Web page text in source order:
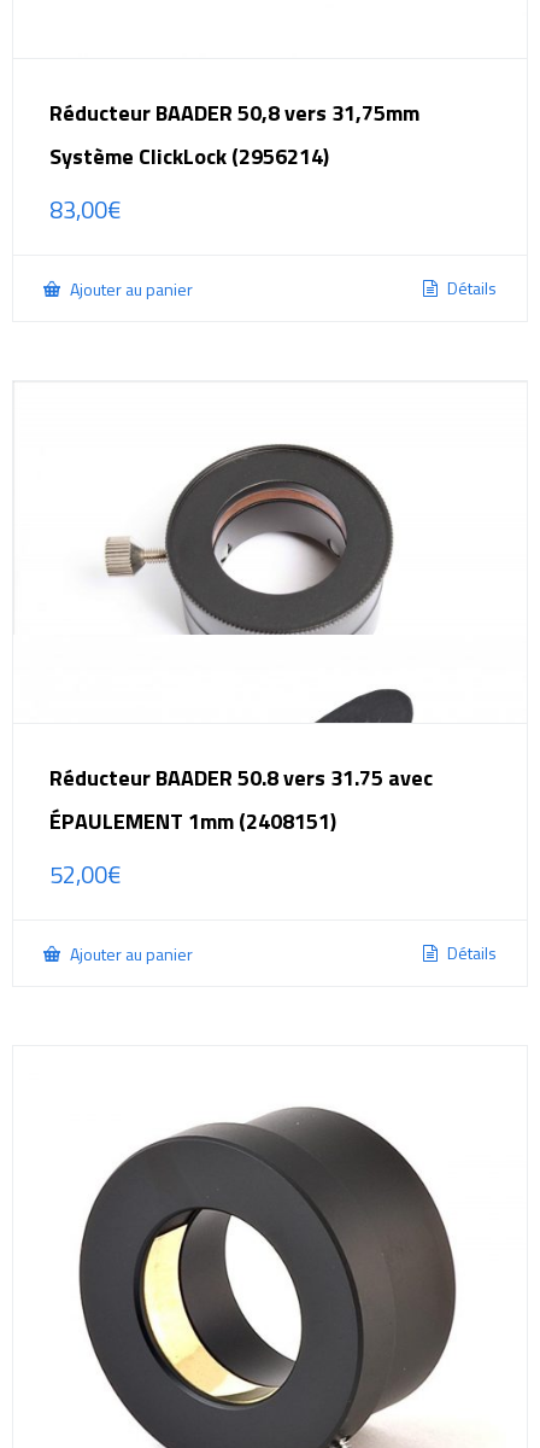
Réducteur BAADER 50,8 vers 31,75mm
Système ClickLock (2956214)
83,00€
Ajouter au panier Détails
Réducteur BAADER 50.8 vers 31.75 avec
ÉPAULEMENT 1mm (2408151)
52,00€
Ajouter au panier Détails